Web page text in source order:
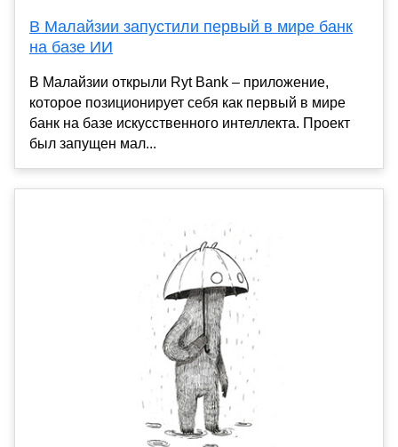
В Малайзии запустили первый в мире банк
на базе ИИ
В Малайзии открыли Ryt Bank – приложение,
которое позиционирует себя как первый в мире
банк на базе искусственного интеллекта. Проект
был запущен мал...